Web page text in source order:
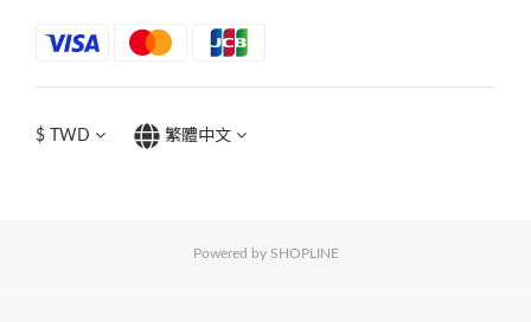
$ TWD 繁體中文
Powered by SHOPLINE